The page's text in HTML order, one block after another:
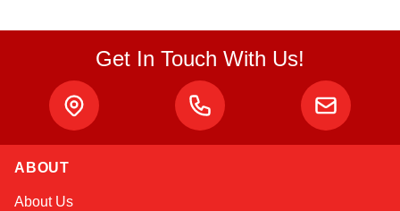
Get In Touch With Us!
ABOUT
About Us